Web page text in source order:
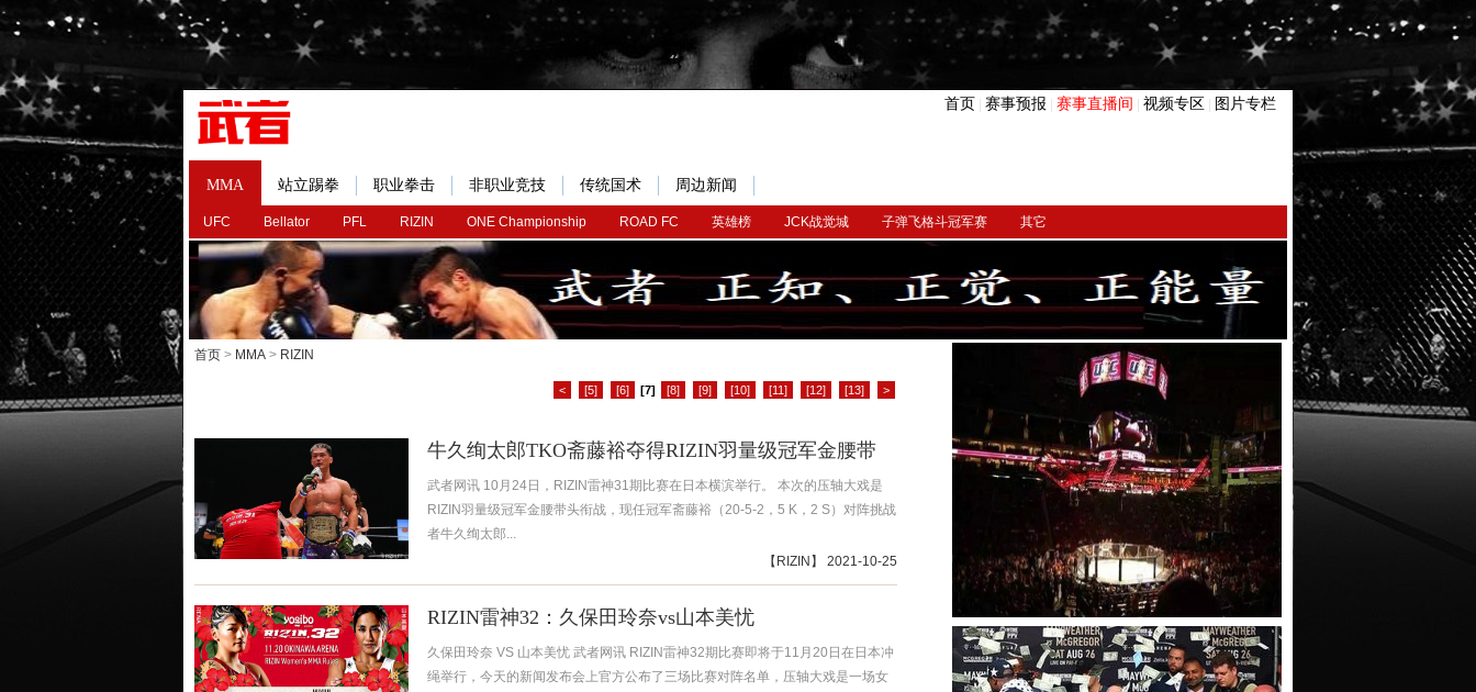
首页 赛事预报 赛事直播间 视频专区 图片专栏
MMA
UFC Bellator PFL RIZIN ONE Championship ROAD FC 英雄榜 JCK战觉城 子弹飞格斗冠军赛 其它
站立踢拳 职业拳击 非职业竞技 传统国术 周边新闻
首页 > MMA > RIZIN
< [5] [6] [7] [8] [9] [10] [11] [12] [13] >
牛久绚太郎TKO斋藤裕夺得RIZIN羽量级冠军金腰带
武者网讯 10月24日，RIZIN雷神31期比赛在日本横滨举行。 本次的压轴大戏是
RIZIN羽量级冠军金腰带头衔战，现任冠军斋藤裕（20-5-2，5 K，2 S）对阵挑战
者牛久绚太郎...
【 RIZIN 】 2021-10-25
RIZIN雷神32：久保田玲奈vs山本美忧
久保田玲奈 VS 山本美忧 武者网讯 RIZIN雷神32期比赛即将于11月20日在日本冲
绳举行，今天的新闻发布会上官方公布了三场比赛对阵名单，压轴大戏是一场女